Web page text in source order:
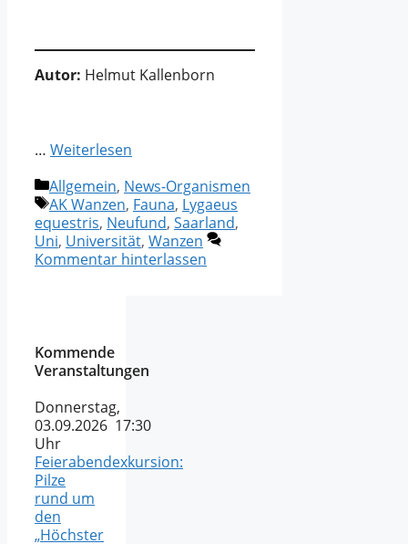
Autor: Helmut Kallenborn
… Weiterlesen
Kategorien
Allgemein, News-Organismen
Schlagwörter
AK Wanzen, Fauna, Lygaeus
equestris, Neufund, Saarland,
Uni, Universität, Wanzen
Kommentar hinterlassen
Kommende
Veranstaltungen
Donnerstag,
03.09.2026 17:30
Uhr
Feierabendexkursion:
Pilze
rund um
den
„Höchster